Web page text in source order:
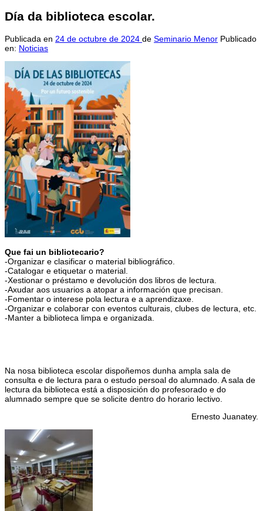
Día da biblioteca escolar.
Publicada en 24 de octubre de 2024 de Seminario Menor Publicado
en: Noticias
Que fai un bibliotecario?
-Organizar e clasificar o material bibliográfico.
-Catalogar e etiquetar o material.
-Xestionar o préstamo e devolución dos libros de lectura.
-Axudar aos usuarios a atopar a información que precisan.
-Fomentar o interese pola lectura e a aprendizaxe.
-Organizar e colaborar con eventos culturais, clubes de lectura, etc.
-Manter a biblioteca limpa e organizada.
Na nosa biblioteca escolar dispoñemos dunha ampla sala de
consulta e de lectura para o estudo persoal do alumnado. A sala de
lectura da biblioteca está a disposición do profesorado e do
alumnado sempre que se solicite dentro do horario lectivo.
Ernesto Juanatey.